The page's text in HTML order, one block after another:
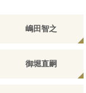
嶋田智之
御堀直嗣